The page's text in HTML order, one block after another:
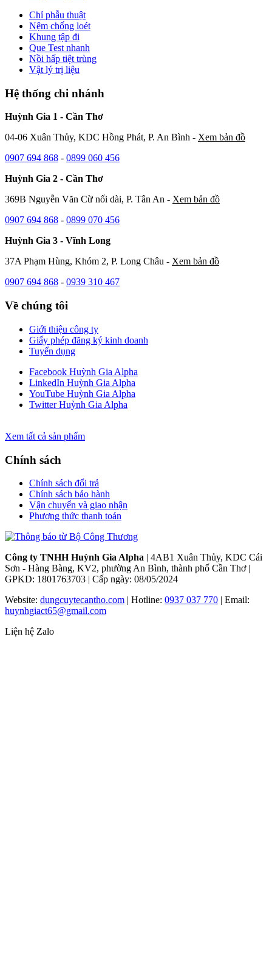
Chỉ phẫu thuật
Nệm chống loét
Khung tập đi
Que Test nhanh
Nồi hấp tiệt trùng
Vật lý trị liệu
Hệ thống chi nhánh
Huỳnh Gia 1 - Cần Thơ
04-06 Xuân Thủy, KDC Hồng Phát, P. An Bình - Xem bản đồ
0907 694 868 - 0899 060 456
Huỳnh Gia 2 - Cần Thơ
369B Nguyễn Văn Cừ nối dài, P. Tân An - Xem bản đồ
0907 694 868 - 0899 070 456
Huỳnh Gia 3 - Vĩnh Long
37A Phạm Hùng, Khóm 2, P. Long Châu - Xem bản đồ
0907 694 868 - 0939 310 467
Về chúng tôi
Giới thiệu công ty
Giấy phép đăng ký kinh doanh
Tuyển dụng
Facebook Huỳnh Gia Alpha
LinkedIn Huỳnh Gia Alpha
YouTube Huỳnh Gia Alpha
Twitter Huỳnh Gia Alpha
Xem tất cả sản phẩm
Chính sách
Chính sách đổi trả
Chính sách bảo hành
Vận chuyển và giao nhận
Phương thức thanh toán
Công ty TNHH Huỳnh Gia Alpha | 4AB1 Xuân Thủy, KDC Cái
Sơn - Hàng Bàng, KV2, phường An Bình, thành phố Cần Thơ |
GPKD: 1801763703 | Cấp ngày: 08/05/2024
Website: dungcuytecantho.com | Hotline: 0937 037 770 | Email:
huynhgiact65@gmail.com
Liện hệ Zalo